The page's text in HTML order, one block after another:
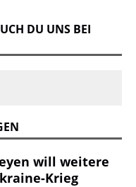
DU UNS BEI
will weitere
Krieg